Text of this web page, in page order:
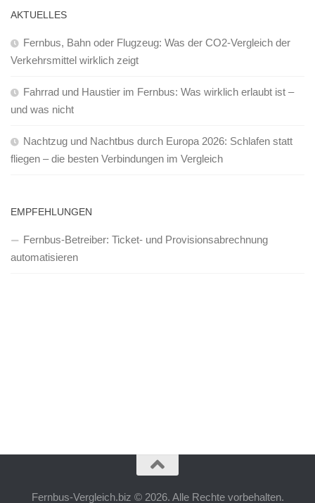
AKTUELLES
Fernbus, Bahn oder Flugzeug: Was der CO2-Vergleich der
Verkehrsmittel wirklich zeigt
Fahrrad und Haustier im Fernbus: Was wirklich erlaubt ist –
und was nicht
Nachtzug und Nachtbus durch Europa 2026: Schlafen statt
fliegen – die besten Verbindungen im Vergleich
EMPFEHLUNGEN
Fernbus-Betreiber: Ticket- und Provisionsabrechnung
automatisieren
Fernbus-Vergleich.biz © 2026. Alle Rechte vorbehalten.